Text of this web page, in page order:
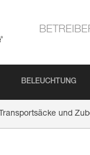
BELEUCHTUNG
Transportsäcke und